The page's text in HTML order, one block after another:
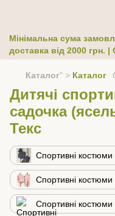
Мінімальна сума
доставка від 2000 грн.
Каталог" > Каталог
Дитячі
садочка
Текс
Спортивні
Спортивні костюми
Спортивні костюми